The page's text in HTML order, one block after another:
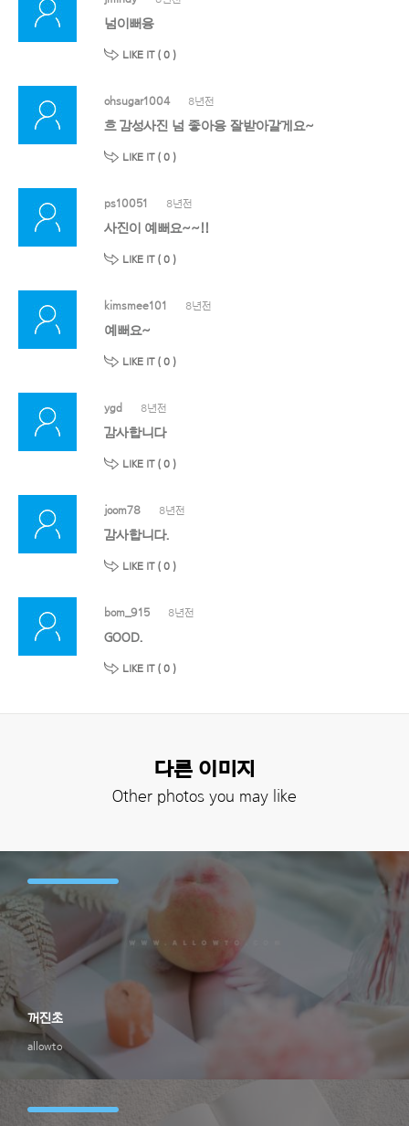
넘이뻐융
LIKE IT ( 0 )
ohsugar1004 8년전
흐 감성사진 넘 좋아융 잘받아갈게요~
LIKE IT ( 0 )
ps10051 8년전
사진이 예뻐요~~!!
LIKE IT ( 0 )
kimsmee101 8년전
예뻐요~
LIKE IT ( 0 )
ygd 8년전
감사합니다
LIKE IT ( 0 )
joom78 8년전
감사합니다.
LIKE IT ( 0 )
bom_915 8년전
GOOD.
LIKE IT ( 0 )
다른 이미지
Other photos you may like
allowto
꺼진초